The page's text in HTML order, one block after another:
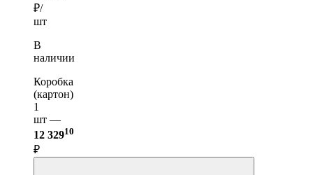
₽/
шт
В
наличии
Коробка
(картон)
1
шт —
12 32910
₽